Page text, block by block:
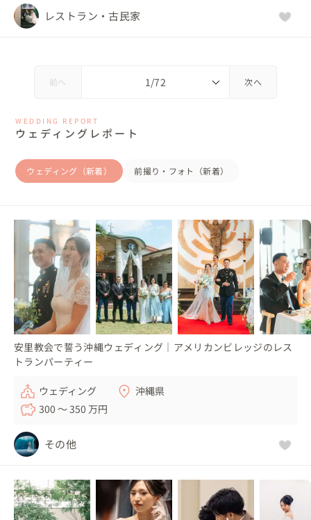
レストラン・古民家
前へ 次へ
WEDDING REPORT
ウェディングレポート
ウェディング（新着） 前撮り・フォト（新着）
安里教会で誓う沖縄ウェディング｜アメリカンビレッジのレス
トランパーティー
ウェディング
沖縄県
300 〜 350 万円
その他